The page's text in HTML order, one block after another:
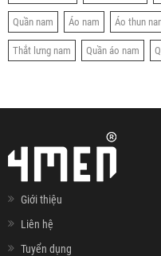
Quần nam Áo nam Áo thun
Thắt lưng nam Quần áo nam
Giới thiệu
Liên hệ
Tuyển dụng